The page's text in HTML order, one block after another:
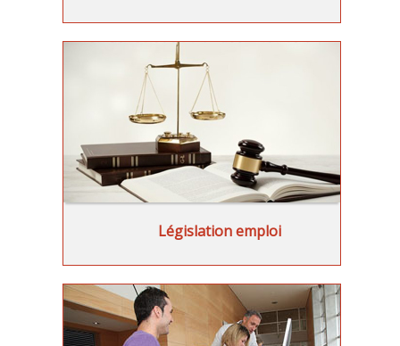
Législation emploi